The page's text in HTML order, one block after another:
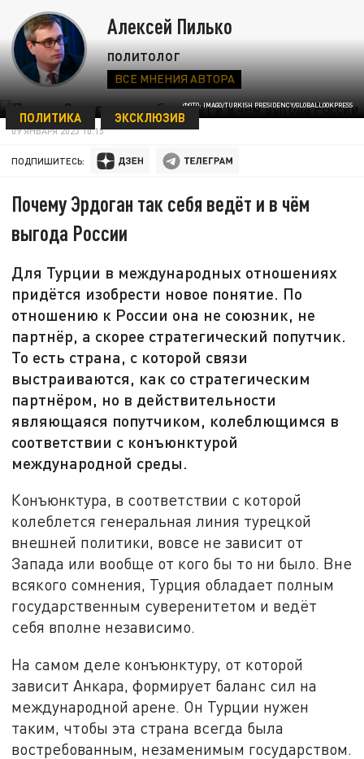
Алексей Пилько
политолог
ВСЕ МНЕНИЯ АВТОРА
ФОТО: IMAGO/TURKISH PRESIDENCY/GLOBALLOOKPRESS
ПОЛИТИКА ЭКСКЛЮЗИВ
09 ЯНВАРЯ 2023 10:15
ПОДПИШИТЕСЬ:
Почему Эрдоган так себя ведёт и в чём
выгода России
Для Турции в международных отношениях
придётся изобрести новое понятие. По
отношению к России она не союзник, не
партнёр, а скорее стратегический попутчик.
То есть страна, с которой связи
выстраиваются, как со стратегическим
партнёром, но в действительности
являющаяся попутчиком, колеблющимся в
соответствии с конъюнктурой
международной среды.
Конъюнктура, в соответствии с которой
колеблется генеральная линия турецкой
внешней политики, вовсе не зависит от
Запада или вообще от кого бы то ни было. Вне
всякого сомнения, Турция обладает полным
государственным суверенитетом и ведёт
себя вполне независимо.
На самом деле конъюнктуру, от которой
зависит Анкара, формирует баланс сил на
международной арене. Он Турции нужен
таким, чтобы эта страна всегда была
востребованным, незаменимым государством.